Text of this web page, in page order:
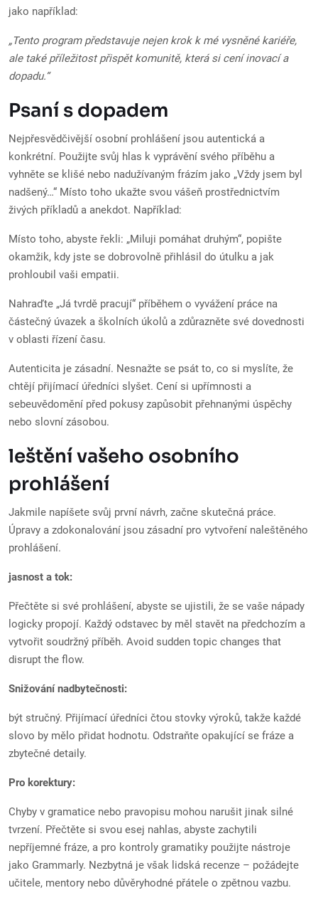
jako například:
„Tento program představuje nejen krok k mé vysněné kariéře,
ale také příležitost přispět komunitě, která si cení inovací a
dopadu.“
Psaní s dopadem
Nejpřesvědčivější osobní prohlášení jsou autentická a
konkrétní. Použijte svůj hlas k vyprávění svého příběhu a
vyhněte se klišé nebo nadužívaným frázím jako „Vždy jsem byl
nadšený…“ Místo toho ukažte svou vášeň prostřednictvím
živých příkladů a anekdot. Například:
Místo toho, abyste řekli: „Miluji pomáhat druhým“, popište
okamžik, kdy jste se dobrovolně přihlásil do útulku a jak
prohloubil vaši empatii.
Nahraďte „Já tvrdě pracují“ příběhem o vyvážení práce na
částečný úvazek a školních úkolů a zdůrazněte své dovednosti
v oblasti řízení času.
Autenticita je zásadní. Nesnažte se psát to, co si myslíte, že
chtějí přijímací úředníci slyšet. Cení si upřímnosti a
sebeuvědomění před pokusy zapůsobit přehnanými úspěchy
nebo slovní zásobou.
leštění vašeho osobního
prohlášení
Jakmile napíšete svůj první návrh, začne skutečná práce.
Úpravy a zdokonalování jsou zásadní pro vytvoření naleštěného
prohlášení.
jasnost a tok:
Přečtěte si své prohlášení, abyste se ujistili, že se vaše nápady
logicky propojí. Každý odstavec by měl stavět na předchozím a
vytvořit soudržný příběh. Avoid sudden topic changes that
disrupt the flow.
Snižování nadbytečnosti:
být stručný. Přijímací úředníci čtou stovky výroků, takže každé
slovo by mělo přidat hodnotu. Odstraňte opakující se fráze a
zbytečné detaily.
Pro korektury:
Chyby v gramatice nebo pravopisu mohou narušit jinak silné
tvrzení. Přečtěte si svou esej nahlas, abyste zachytili
nepříjemné fráze, a pro kontroly gramatiky použijte nástroje
jako Grammarly. Nezbytná je však lidská recenze – požádejte
učitele, mentory nebo důvěryhodné přátele o zpětnou vazbu.